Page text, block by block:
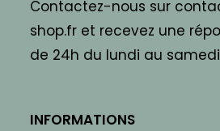
Contactez-nous sur
shop.fr et recevez une
de 24h du lundi au
INFORMATIONS